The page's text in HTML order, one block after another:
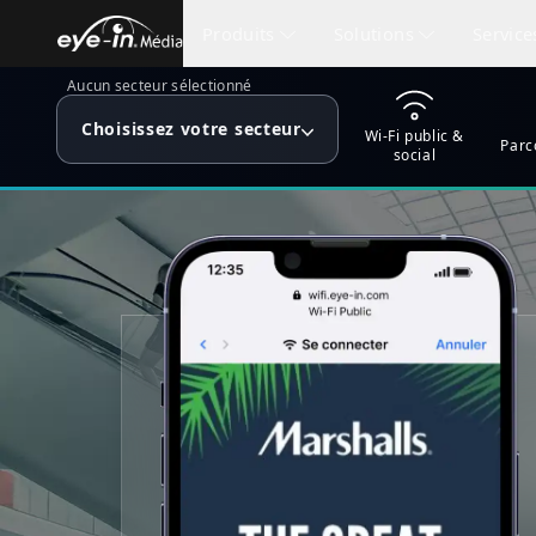
Affichage numérique
Mur vidéo
Menu numérique
Créateur de contenu
Applications mobiles
Commande en ligne
Santé
Solutions pour la santé
Une suite complète de solutions
établissements de santé
Affichage pour la santé
cliniques
Navigation interactive
Plan, repértoire interactifs et
signalisation intelligente
Ville Intelligente
Services
Design
Simulations
Modèles et
Aucun secteur sélectionné
Choisissez votre secteur
Wi-Fi public &
social